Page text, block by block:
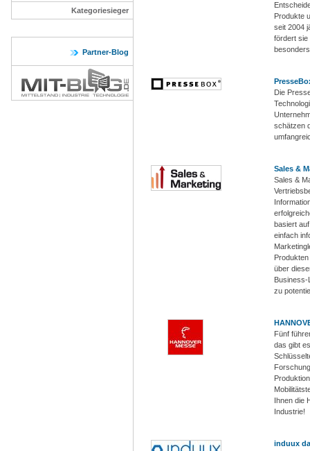
Kategoriesieger
Partner-Blog
Produkte
seit 2004
fördert sie
Die
schätzen
Sales &
Sales &
basiert
einfach
über
Business-
zu
Fünf
das gibt
Ihnen die
Industrie!
induux